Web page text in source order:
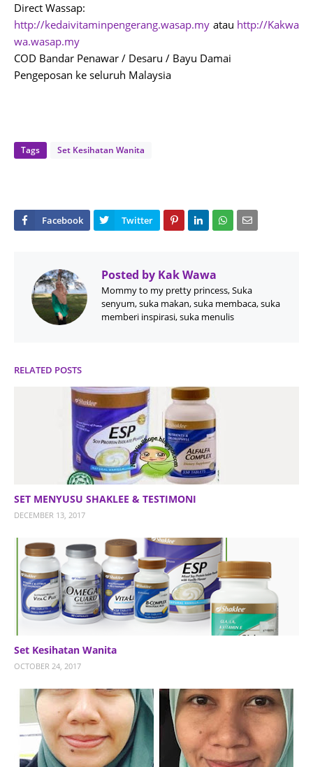
Direct Wassap:
http://kedaivitaminpengerang.wasap.my atau http://Kakwa
wa.wasap.my
COD Bandar Penawar / Desaru / Bayu Damai
Pengeposan ke seluruh Malaysia
Tags Set Kesihatan Wanita
Posted by Kak Wawa
Mommy to my pretty princess, Suka
senyum, suka makan, suka membaca, suka
memberi inspirasi, suka menulis
RELATED POSTS
SET MENYUSU SHAKLEE & TESTIMONI
DECEMBER 13, 2017
Set Kesihatan Wanita
OCTOBER 24, 2017